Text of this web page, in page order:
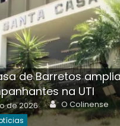
de Barretos
na UTI
de 2026 Author
O Colinense